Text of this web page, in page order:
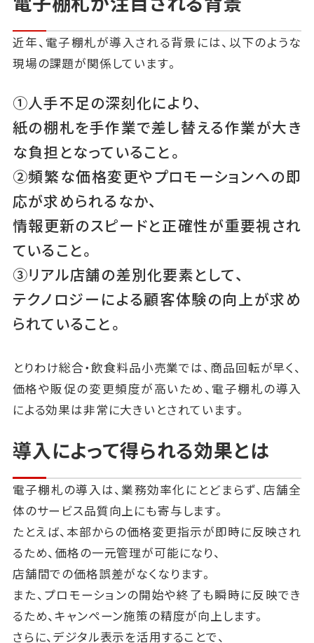
近年、電子棚札が導入される背景には、以下のような
現場の課題が関係しています。
①人手不足の深刻化により、
紙の棚札を手作業で差し替える作業が大き
な負担となっていること。
②頻繁な価格変更やプロモーションへの即
応が求められるなか、
情報更新のスピードと正確性が重要視され
ていること。
③リアル店舗の差別化要素として、
テクノロジーによる顧客体験の向上が求め
られていること。
とりわけ総合・飲食料品小売業では、商品回転が早く、
価格や販促の変更頻度が高いため、電子棚札の導入
による効果は非常に大きいとされています。
導入によって得られる効果とは
電子棚札の導入は、業務効率化にとどまらず、店舗全
体のサービス品質向上にも寄与します。
たとえば、本部からの価格変更指示が即時に反映され
るため、価格の一元管理が可能になり、
店舗間での価格誤差がなくなります。
また、プロモーションの開始や終了も瞬時に反映でき
るため、キャンペーン施策の精度が向上します。
さらに、デジタル表示を活用することで、